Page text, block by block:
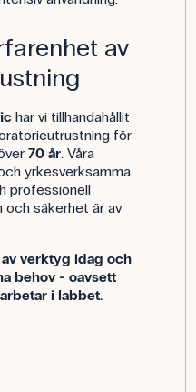
av
har vi tillhandahållit
för
70 år. Våra
yrkesverksamma
professionell
och säkerhet är av
verktyg idag och
behov - oavsett
i labbet.